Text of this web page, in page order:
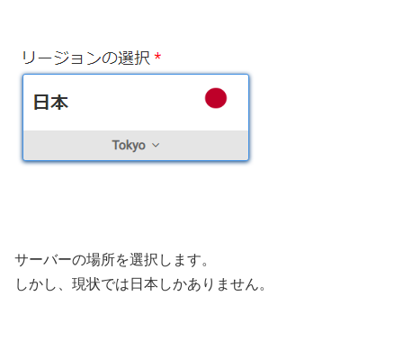
サーバーの場所を選択します。
しかし、現状では日本しかありません。